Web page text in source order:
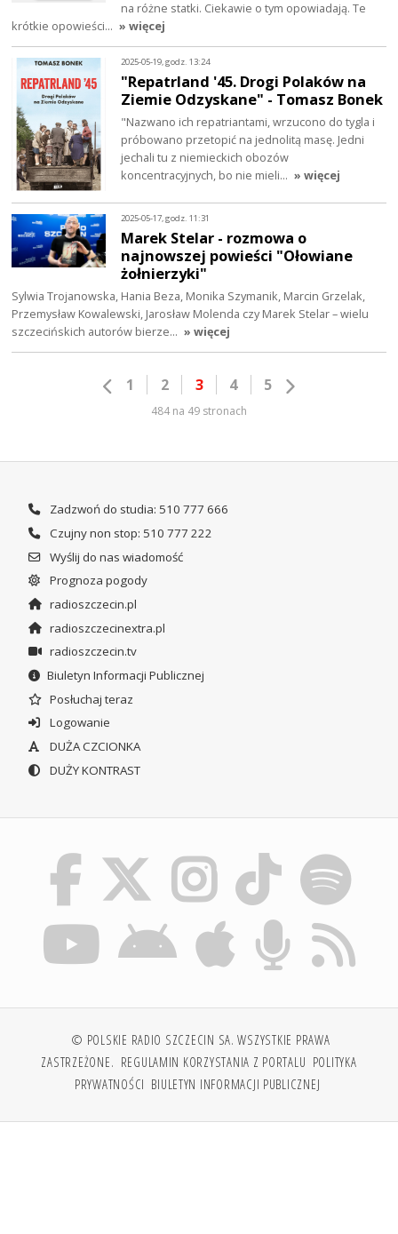
na różne statki. Ciekawie o tym opowiadają. Te
krótkie opowieści… » więcej
2025-05-19, godz. 13:24
"Repatrland '45. Drogi Polaków na
Ziemie Odzyskane" - Tomasz Bonek
"Nazwano ich repatriantami, wrzucono do tygla i
próbowano przetopić na jednolitą masę. Jedni
jechali tu z niemieckich obozów
koncentracyjnych, bo nie mieli… » więcej
2025-05-17, godz. 11:31
Marek Stelar - rozmowa o
najnowszej powieści "Ołowiane
żołnierzyki"
Sylwia Trojanowska, Hania Beza, Monika Szymanik, Marcin Grzelak,
Przemysław Kowalewski, Jarosław Molenda czy Marek Stelar – wielu
szczecińskich autorów bierze… » więcej
1 2 3 4 5
484 na 49 stronach
Zadzwoń do studia: 510 777 666
Czujny non stop: 510 777 222
Wyślij do nas wiadomość
Prognoza pogody
radioszczecin.pl
radioszczecinextra.pl
radioszczecin.tv
Biuletyn Informacji Publicznej
Posłuchaj teraz
Logowanie
DUŻA CZCIONKA
DUŻY KONTRAST
© POLSKIE RADIO SZCZECIN SA. WSZYSTKIE PRAWA
ZASTRZEŻONE. REGULAMIN KORZYSTANIA Z PORTALU POLITYKA
PRYWATNOŚCI BIULETYN INFORMACJI PUBLICZNEJ